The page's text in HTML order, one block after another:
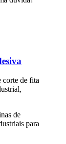
corte de fita
de
para